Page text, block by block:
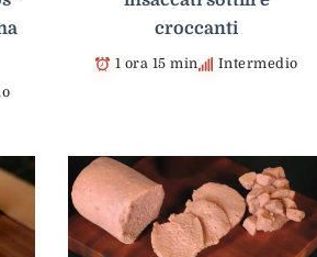
croccanti
1 ora 15 min Intermedio